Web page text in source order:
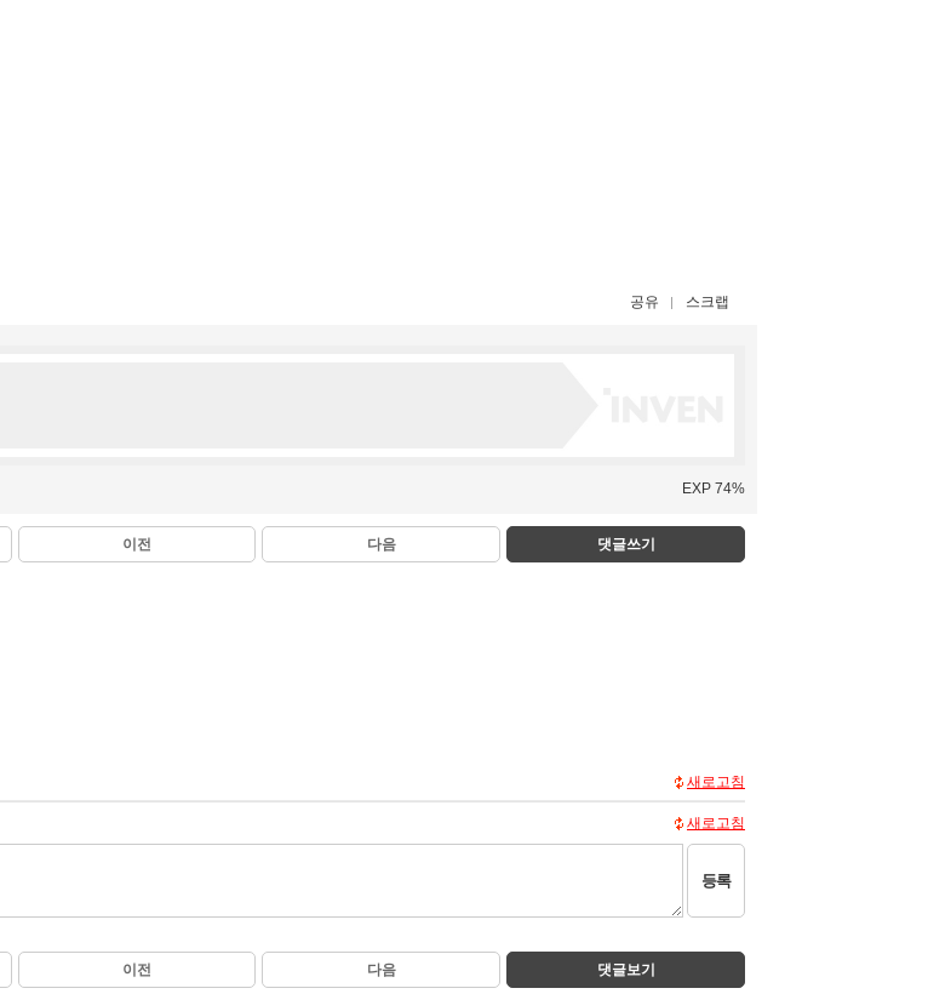
공유 스크랩
EXP 74%
이전 다음 댓글쓰기
새로고침
새로고침
등록
이전 다음 댓글보기